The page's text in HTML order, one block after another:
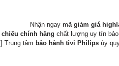
Nhận ngay mã giảm giá
chiếu chính hãng chất lượng uy tín
Trung tâm bảo hành tivi Philips ủy